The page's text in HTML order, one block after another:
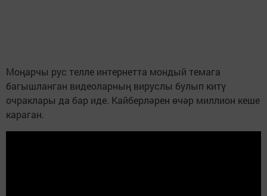
Моңарчы рус телле интернетта мондый темага
багышланган видеоларның вируслы булып китү
очраклары да бар иде. Кайберләрен өчәр миллион кеше
караган.